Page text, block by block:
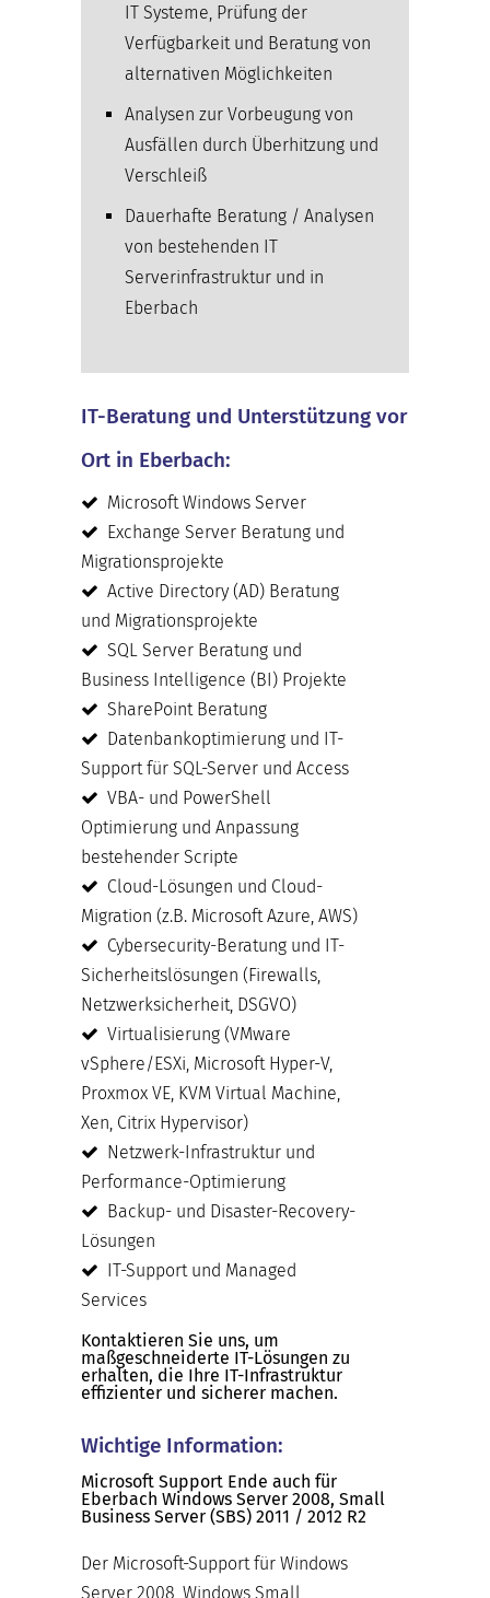
IT Systeme, Prüfung der
Verfügbarkeit und Beratung von
alternativen Möglichkeiten
Analysen zur Vorbeugung von
Ausfällen durch Überhitzung und
Verschleiß
Dauerhafte Beratung / Analysen
von bestehenden IT
Serverinfrastruktur und in
Eberbach
IT-Beratung und Unterstützung vor
Ort in Eberbach:
Microsoft Windows Server
Exchange Server Beratung und
Migrationsprojekte
Active Directory (AD) Beratung
und Migrationsprojekte
SQL Server Beratung und
Business Intelligence (BI) Projekte
SharePoint Beratung
Datenbankoptimierung und IT-
Support für SQL-Server und Access
VBA- und PowerShell
Optimierung und Anpassung
bestehender Scripte
Cloud-Lösungen und Cloud-
Migration (z.B. Microsoft Azure, AWS)
Cybersecurity-Beratung und IT-
Sicherheitslösungen (Firewalls,
Netzwerksicherheit, DSGVO)
Virtualisierung (VMware
vSphere/ESXi, Microsoft Hyper-V,
Proxmox VE, KVM Virtual Machine,
Xen, Citrix Hypervisor)
Netzwerk-Infrastruktur und
Performance-Optimierung
Backup- und Disaster-Recovery-
Lösungen
IT-Support und Managed
Services
Kontaktieren Sie uns, um
maßgeschneiderte IT-Lösungen zu
erhalten, die Ihre IT-Infrastruktur
effizienter und sicherer machen.
Wichtige Information:
Microsoft Support Ende auch für
Eberbach Windows Server 2008, Small
Business Server (SBS) 2011 / 2012 R2
Der Microsoft-Support für Windows
Server 2008, Windows Small